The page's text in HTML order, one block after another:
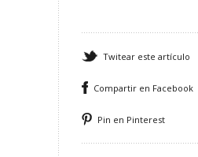
Twitear este artículo
Compartir en Facebook
Pin en Pinterest